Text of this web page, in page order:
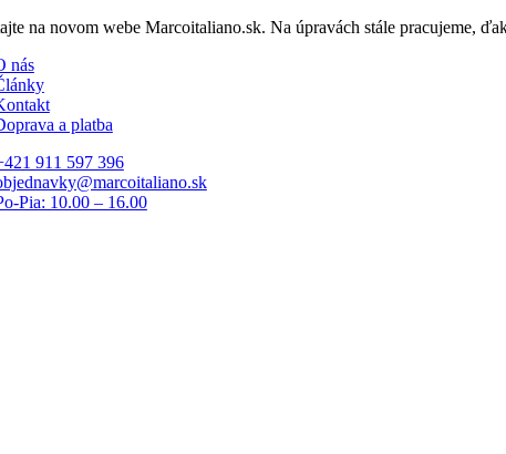
Skip
content
na novom webe Marcoitaliano.sk. Na úpravách stále pracujeme,
nás
a platba
911 597 396
Pia: 10.00 – 16.00